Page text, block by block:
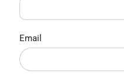
Email